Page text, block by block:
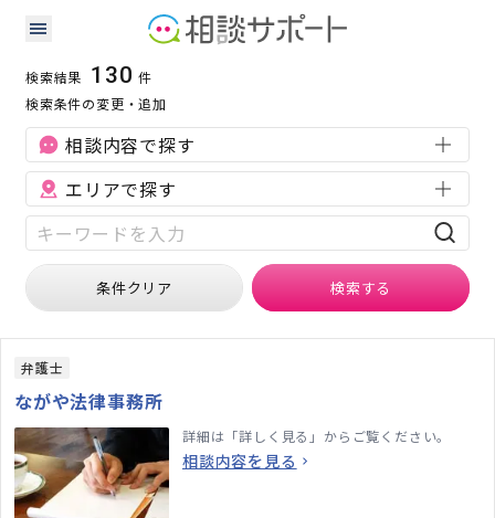
大阪府の相続に強い専門家の検索結果
相続
検索結果 130 件
検索条件の変更・追加
相談内容で探す
エリアで探す
条件クリア 検索する
弁護士
ながや法律事務所
詳細は「詳しく見る」からご覧ください。
相談内容を見る